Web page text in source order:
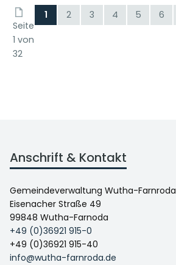
Seite
1 von
32
1 2 3 4 5 6
Anschrift & Kontakt
Gemeindeverwaltung Wutha-Farnroda
Eisenacher Straße 49
99848 Wutha-Farnoda
+49 (0)36921 915-0
+49 (0)36921 915-40
info@wutha-farnroda.de